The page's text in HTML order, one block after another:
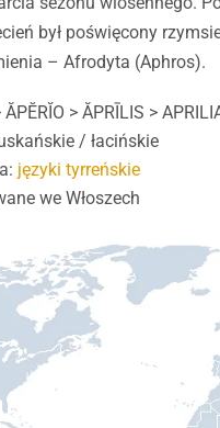
był poświęcony
– Afrodyta (Aphros).
> ĂPRĪLIS >
/ łacińskie
języki tyrreńskie
we Włoszech